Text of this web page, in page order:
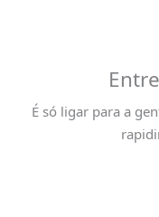
É só ligar para a